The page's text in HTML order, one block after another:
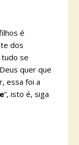
é
dos
se
quer que
essa foi a
”, isto é, siga